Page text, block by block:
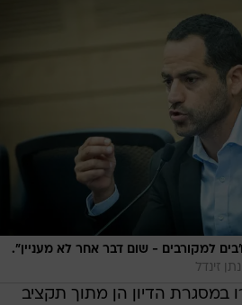
למקורבים - שום דבר אחר לא מעניין".
הדיון הן מתוך תקציב